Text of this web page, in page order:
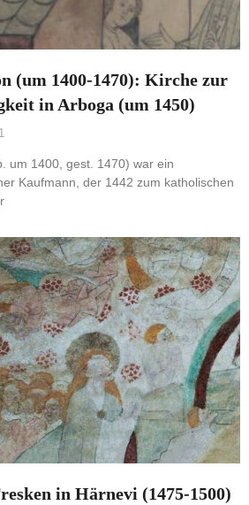
(um 1400-1470): Kirche zur
in Arboga (um 1450)
um 1400, gest. 1470) war ein
Kaufmann, der 1442 zum katholischen
in Härnevi (1475-1500)